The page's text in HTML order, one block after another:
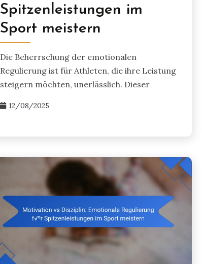
Spitzenleistungen im
Sport meistern
Die Beherrschung der emotionalen
Regulierung ist für Athleten, die ihre Leistung
steigern möchten, unerlässlich. Dieser
12/08/2025